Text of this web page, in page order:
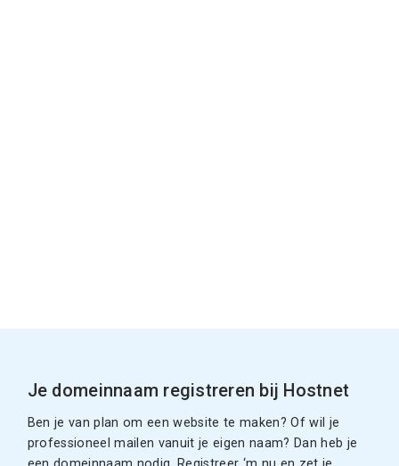
Je domeinnaam registreren bij Hostnet
Ben je van plan om een website te maken? Of wil je
professioneel mailen vanuit je eigen naam? Dan heb je